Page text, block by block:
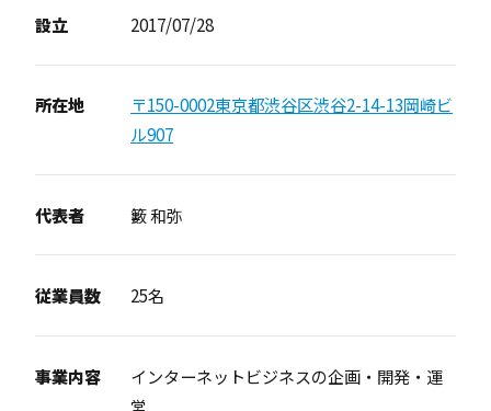
設立 2017/07/28
所在地
〒150-0002東京都渋谷区渋谷2-14-13岡崎ビ
ル907
代表者 籔 和弥
従業員数 25名
事業内容
インターネットビジネスの企画・開発・運
営